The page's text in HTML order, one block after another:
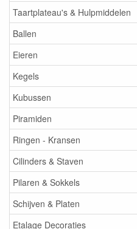
Taartplateau's & Hulpmiddelen
Ballen
Eieren
Kegels
Kubussen
Piramiden
Ringen - Kransen
Cilinders & Staven
Pilaren & Sokkels
Schijven & Platen
Etalage Decoraties